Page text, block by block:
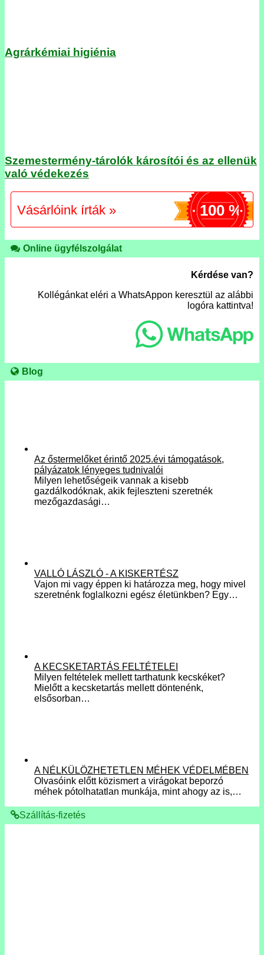
Agrárkémiai higiénia
Szemestermény-tárolók károsítói és az ellenük
való védekezés
Vásárlóink írták » 100 %
Online ügyfélszolgálat
Kérdése van?
Kollégánkat eléri a WhatsAppon keresztül az alábbi
logóra kattintva!
Blog
Az őstermelőket érintő 2025.évi támogatások,
pályázatok lényeges tudnivalói
Milyen lehetőségeik vannak a kisebb
gazdálkodóknak, akik fejleszteni szeretnék
mezőgazdasági…
VALLÓ LÁSZLÓ - A KISKERTÉSZ
Vajon mi vagy éppen ki határozza meg, hogy mivel
szeretnénk foglalkozni egész életünkben? Egy…
A KECSKETARTÁS FELTÉTELEI
Milyen feltételek mellett tarthatunk kecskéket?
Mielőtt a kecsketartás mellett döntenénk,
elsősorban…
A NÉLKÜLÖZHETETLEN MÉHEK VÉDELMÉBEN
Olvasóink előtt közismert a virágokat beporzó
méhek pótolhatatlan munkája, mint ahogy az is,…
Szállítás-fizetés